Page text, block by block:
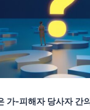
가-피해자 당사자 간